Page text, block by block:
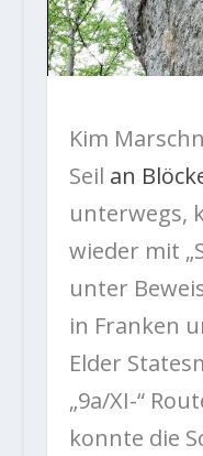
Kim
Seil an
unterwegs,
wieder mit
unter
in Franken
Elder
„9a/XI-“
konnte die